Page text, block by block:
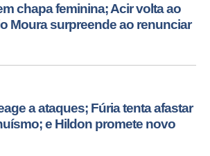
chapa feminina; Acir volta ao
Moura surpreende ao renunciar
a ataques; Fúria tenta afastar
e Hildon promete novo